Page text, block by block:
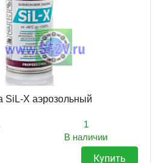
SiL-X аэрозольный
1
В наличии
Купить